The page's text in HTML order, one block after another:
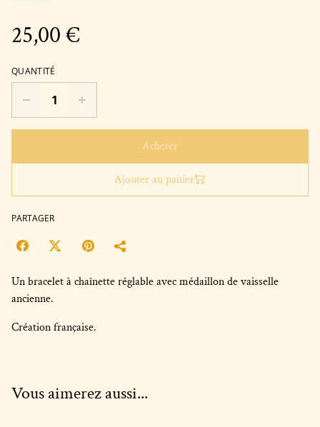
25,00 €
QUANTITÉ
Acheter
Ajouter au panier
PARTAGER
Un bracelet à chaînette réglable avec médaillon de vaisselle
ancienne.
Création française.
Vous aimerez aussi...